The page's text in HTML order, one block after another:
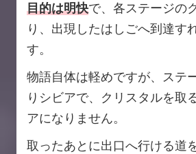
目的は明快で、各ステージの
り、出現したはしごへ到達す
す。
物語自体は軽めですが、ステ
りシビアで、クリスタルを取
アになりません。
取ったあとに出口へ行ける道